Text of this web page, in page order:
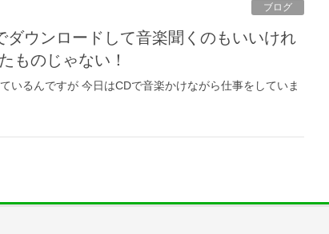
ブログ
ものじゃない！
いるんですが 今日はCDで音楽かけながら仕事をしていま